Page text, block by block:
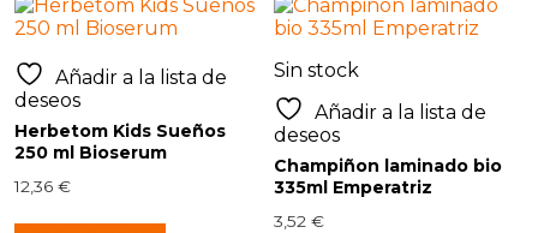
Añadir a la lista de
deseos
Herbetom Kids Sueños
250 ml Bioserum
12,36€
Sin stock
Añadir a la lista de
deseos
Champiñon laminado bio
335ml Emperatriz
3,52€